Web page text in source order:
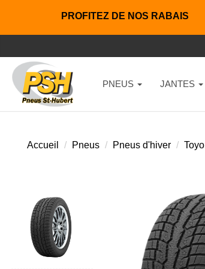
PROFITEZ DE NOS RABAIS
PNEUS JANTES
Accueil Pneus Pneus d'hiver Toyo